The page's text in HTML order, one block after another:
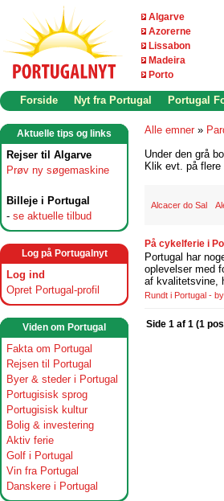
Algarve
Azorerne
Lissabon
Madeira
Porto
Forside Nyt fra Portugal Portugal
Aktuelle tips og links
Rejser til Algarve
Prøv ny søgemaskine
Billeje i Portugal
- se aktuelle tilbud
Log på Portugalnyt
Log ind
Opret Portugal-profil
Viden om Portugal
Fakta om Portugal
Rejsen til Portugal
Byer & steder i Portugal
Portugisisk sprog
Portugisisk kultur
Bolig & investering
Aktiv ferie
Golf i Portugal
Vin fra Portugal
Danskere i Portugal
Alle emner »
Under den grå
Klik evt. på
Alcacer do Sal
På cykelferie i
Portugal har
oplevelser med
af kvalitetsvine,
Rundt i Portugal -
Side 1 af 1 (1